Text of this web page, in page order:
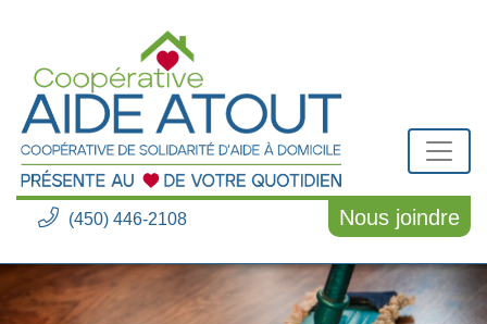
Nous joindre
(450) 446-2108